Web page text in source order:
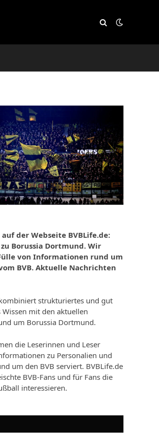
der Webseite BVBLife.de:
zu Borussia Dortmund. Wir
von Informationen rund um
BVB. Aktuelle Nachrichten
kombiniert strukturiertes und gut
Wissen mit den aktuellen
um Borussia Dortmund.
die Leserinnen und Leser
zu Personalien und
um den BVB serviert. BVBLife.de
BVB-Fans und für Fans die
interessieren.
wird der Dialog geschlossen. Seine
(TCF), für die eine Einwilligung erteilt